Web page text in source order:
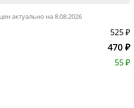
актуально на 8.08.2026
525 ₽
470 ₽
55 ₽